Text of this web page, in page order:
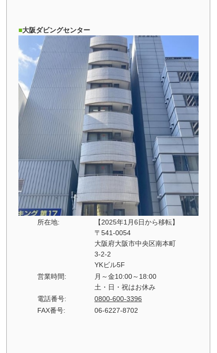
大阪ダビングセンター
所在地:
【2025年1月6日から移転】
〒541-0054
大阪府大阪市中央区南本町
3-2-2
YKビル5F
営業時間:
月～金10:00～18:00
土・日・祝はお休み
電話番号:
0800-600-3396
FAX番号:
06-6227-8702